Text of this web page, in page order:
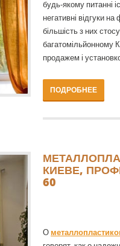
будь-якому питанні
негативні відгуки
більшість з них
багатомільйонному
продажем і
ПОДРОБНЕЕ
КИЕВЕ,
60
О